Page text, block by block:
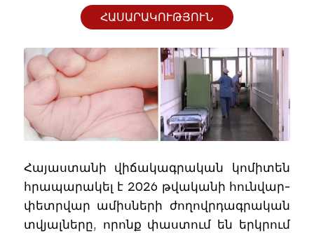
ՀԱՍԱՐԱԿՈՒԹՅՈՒՆ
Հայաստանի վիճակագրական կոմիտեն
հրապարակել է 2026 թվականի հունվար-
փետրվար ամիսների ժողովրդագրական
տվյալները, որոնք փաստում են երկրում